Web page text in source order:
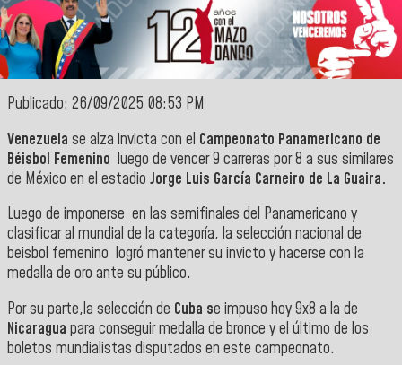
Publicado: 26/09/2025 08:53 PM
Venezuela se alza invicta con el Campeonato Panamericano de
Béisbol Femenino luego de vencer 9 carreras por 8 a sus similares
de México en el estadio Jorge Luis García Carneiro de La Guaira.
Luego de imponerse en las semifinales del Panamericano y
clasificar al mundial de la categoría, la selección nacional de
beisbol femenino logró mantener su invicto y hacerse con la
medalla de oro ante su público.
Por su parte,la selección de Cuba se impuso hoy 9x8 a la de
Nicaragua para conseguir medalla de bronce y el último de los
boletos mundialistas disputados en este campeonato.